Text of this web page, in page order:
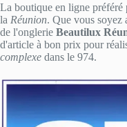
La boutique en ligne préféré
la Réunion. Que vous soyez
de l'onglerie Beautilux
d'article à bon prix pour
complexe dans le 974.